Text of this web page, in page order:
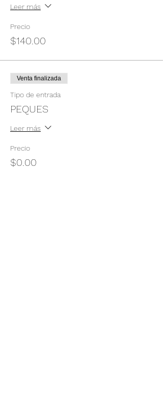
Leer más
Precio
$140.00
Venta finalizada
Tipo de entrada
PEQUES
Leer más
Precio
$0.00